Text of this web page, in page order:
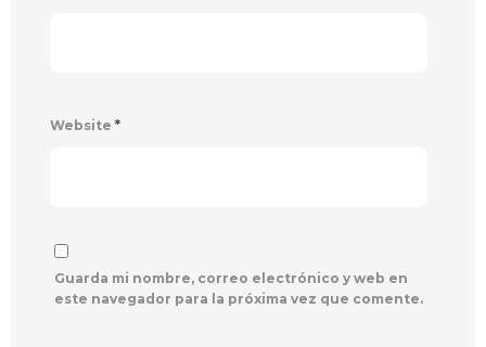
Website *
Guarda mi nombre, correo electrónico y web en
este navegador para la próxima vez que comente.